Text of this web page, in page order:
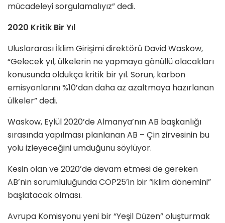
mücadeleyi sorgulamalıyız” dedi.
2020 Kritik Bir Yıl
Uluslararası İklim Girişimi direktörü David Waskow,
“Gelecek yıl, ülkelerin ne yapmaya gönüllü olacakları
konusunda oldukça kritik bir yıl. Sorun, karbon
emisyonlarını %10’dan daha az azaltmaya hazırlanan
ülkeler” dedi.
Waskow, Eylül 2020’de Almanya’nın AB başkanlığı
sırasında yapılması planlanan AB – Çin zirvesinin bu
yolu izleyeceğini umduğunu söylüyor.
Kesin olan ve 2020’de devam etmesi de gereken
AB’nin sorumluluğunda COP25’in bir “iklim dönemini”
başlatacak olması.
Avrupa Komisyonu yeni bir “Yeşil Düzen” oluşturmak